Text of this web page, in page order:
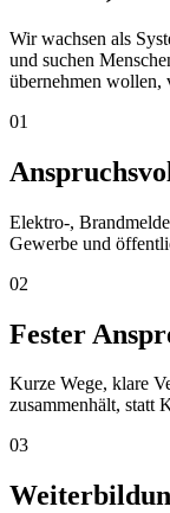
Wir wachsen als
und suchen
übernehmen wollen,
01
Elektro-,
Gewerbe und
02
Fester
Kurze Wege, klare
zusammenhält, statt
03